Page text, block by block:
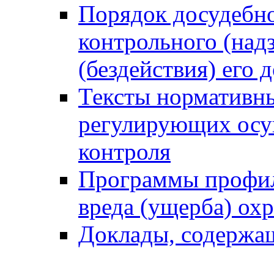
Порядок
контрольного
(бездействия)
Тексты
регулирующих
контроля
Программы
вреда (ущерба)
Доклады,